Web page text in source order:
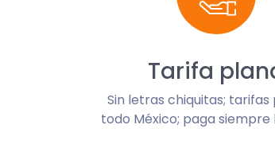
Tarifa
Sin letras chiquitas; tarifas
todo México; paga siempre